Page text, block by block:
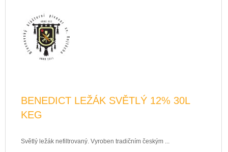
BENEDICT LEŽÁK SVĚTLÝ 12% 30L
KEG
Světlý ležák nefiltrovaný. Vyroben tradičním českým ...